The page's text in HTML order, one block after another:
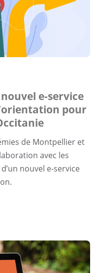
e-service
pour
de Montpellier et
avec les
nouvel e-service